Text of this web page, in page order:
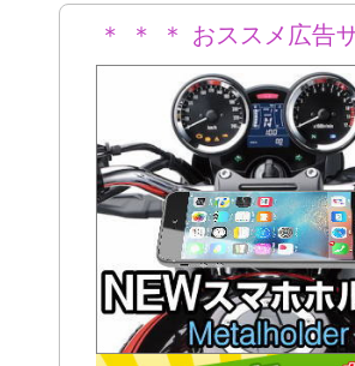
＊ ＊ ＊ おススメ広告
＊ ＊